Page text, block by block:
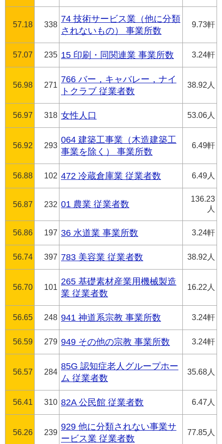
57.18 338
74 技術サービス業（他に分類
されないもの） 事業所数
9.73軒
57.07 235 15 印刷・同関連業 事業所数 3.24軒
56.98 271
766 バー，キャバレー，ナイ
トクラブ 従業者数
38.92人
56.97 318 女性人口 53.06人
56.92 293
064 建築工事業（木造建築工
事業を除く） 事業所数
6.49軒
56.88 102 472 冷蔵倉庫業 従業者数 6.49人
56.87 232 01 農業 従業者数
136.23
人
56.86 197 36 水道業 事業所数 3.24軒
56.74 397 783 美容業 従業者数 38.92人
56.70 101
265 基礎素材産業用機械製造
業 従業者数
16.22人
56.65 248 941 神道系宗教 事業所数 3.24軒
56.59 279 949 その他の宗教 事業所数 3.24軒
56.57 284
85G 認知症老人グループホー
ム 従業者数
35.68人
56.41 310 82A 公民館 従業者数 6.47人
56.26 239
929 他に分類されない事業サ
ービス業 従業者数
77.85人